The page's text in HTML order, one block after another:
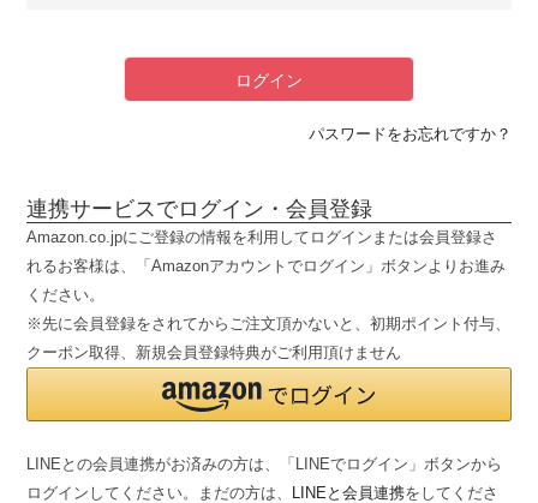
)
ログイン
パスワードをお忘れですか？
連携サービスでログイン・会員登録
Amazon.co.jpにご登録の情報を利用してログインまたは会員登録さ
れるお客様は、「Amazonアカウントでログイン」ボタンよりお進み
ください。
※先に会員登録をされてからご注文頂かないと、初期ポイント付与、
クーポン取得、新規会員登録特典がご利用頂けません
LINEとの会員連携がお済みの方は、「LINEでログイン」ボタンから
ログインしてください。まだの方は、 LINEと会員連携をしてくださ